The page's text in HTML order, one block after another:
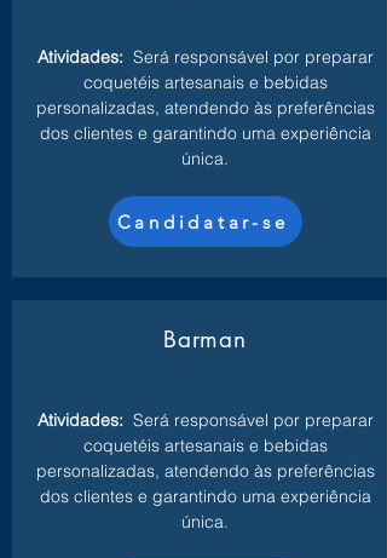
Atividades: Será responsável por preparar
coquetéis artesanais e bebidas
personalizadas, atendendo às preferências
dos clientes e garantindo uma experiência
única.
Candidatar-se
Barman
Atividades: Será responsável por preparar
coquetéis artesanais e bebidas
personalizadas, atendendo às preferências
dos clientes e garantindo uma experiência
única.